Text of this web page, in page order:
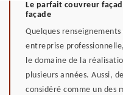
Le parfait couvreur
façade
Quelques
entreprise
le domaine de la
plusieurs années. Aussi,
considéré comme un des